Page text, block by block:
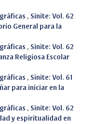
, Sinite: Vol. 62
General para la
, Sinite: Vol. 62
Religiosa Escolar
, Sinite: Vol. 61
para iniciar en la
, Sinite: Vol. 62
y espiritualidad en